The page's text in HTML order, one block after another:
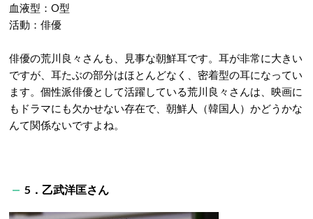
血液型：O型
活動：俳優
俳優の荒川良々さんも、見事な朝鮮耳です。耳が非常に大きい
ですが、耳たぶの部分はほとんどなく、密着型の耳になってい
ます。個性派俳優として活躍している荒川良々さんは、映画に
もドラマにも欠かせない存在で、朝鮮人（韓国人）かどうかな
んて関係ないですよね。
5．乙武洋匡さん